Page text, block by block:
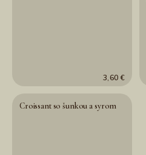
3,60 €
Croissant so šunkou a syrom